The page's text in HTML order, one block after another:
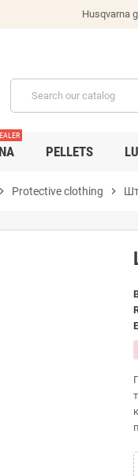
Husqvarna
PELLETS
chevron_right Protective clothing chevron_right